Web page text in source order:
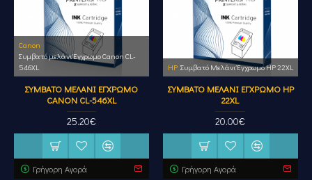
Canon
Συμβατό μελάνι Έγχρωμο Canon CL-
546XL
ΣΥΜΒΑΤΌ ΜΕΛΆΝΙ ΈΓΧΡΩΜΟ
CANON CL-546XL
25.20€
Γρήγορη Αγορά
HP Συμβατό Μελάνι Έγχρωμο HP 22XL
ΣΥΜΒΑΤΌ ΜΕΛΆΝΙ ΈΓΧΡΩΜΟ HP
22XL
20.00€
Γρήγορη Αγορά